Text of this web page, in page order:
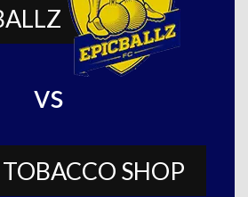
vs
TOBACCO SHOP